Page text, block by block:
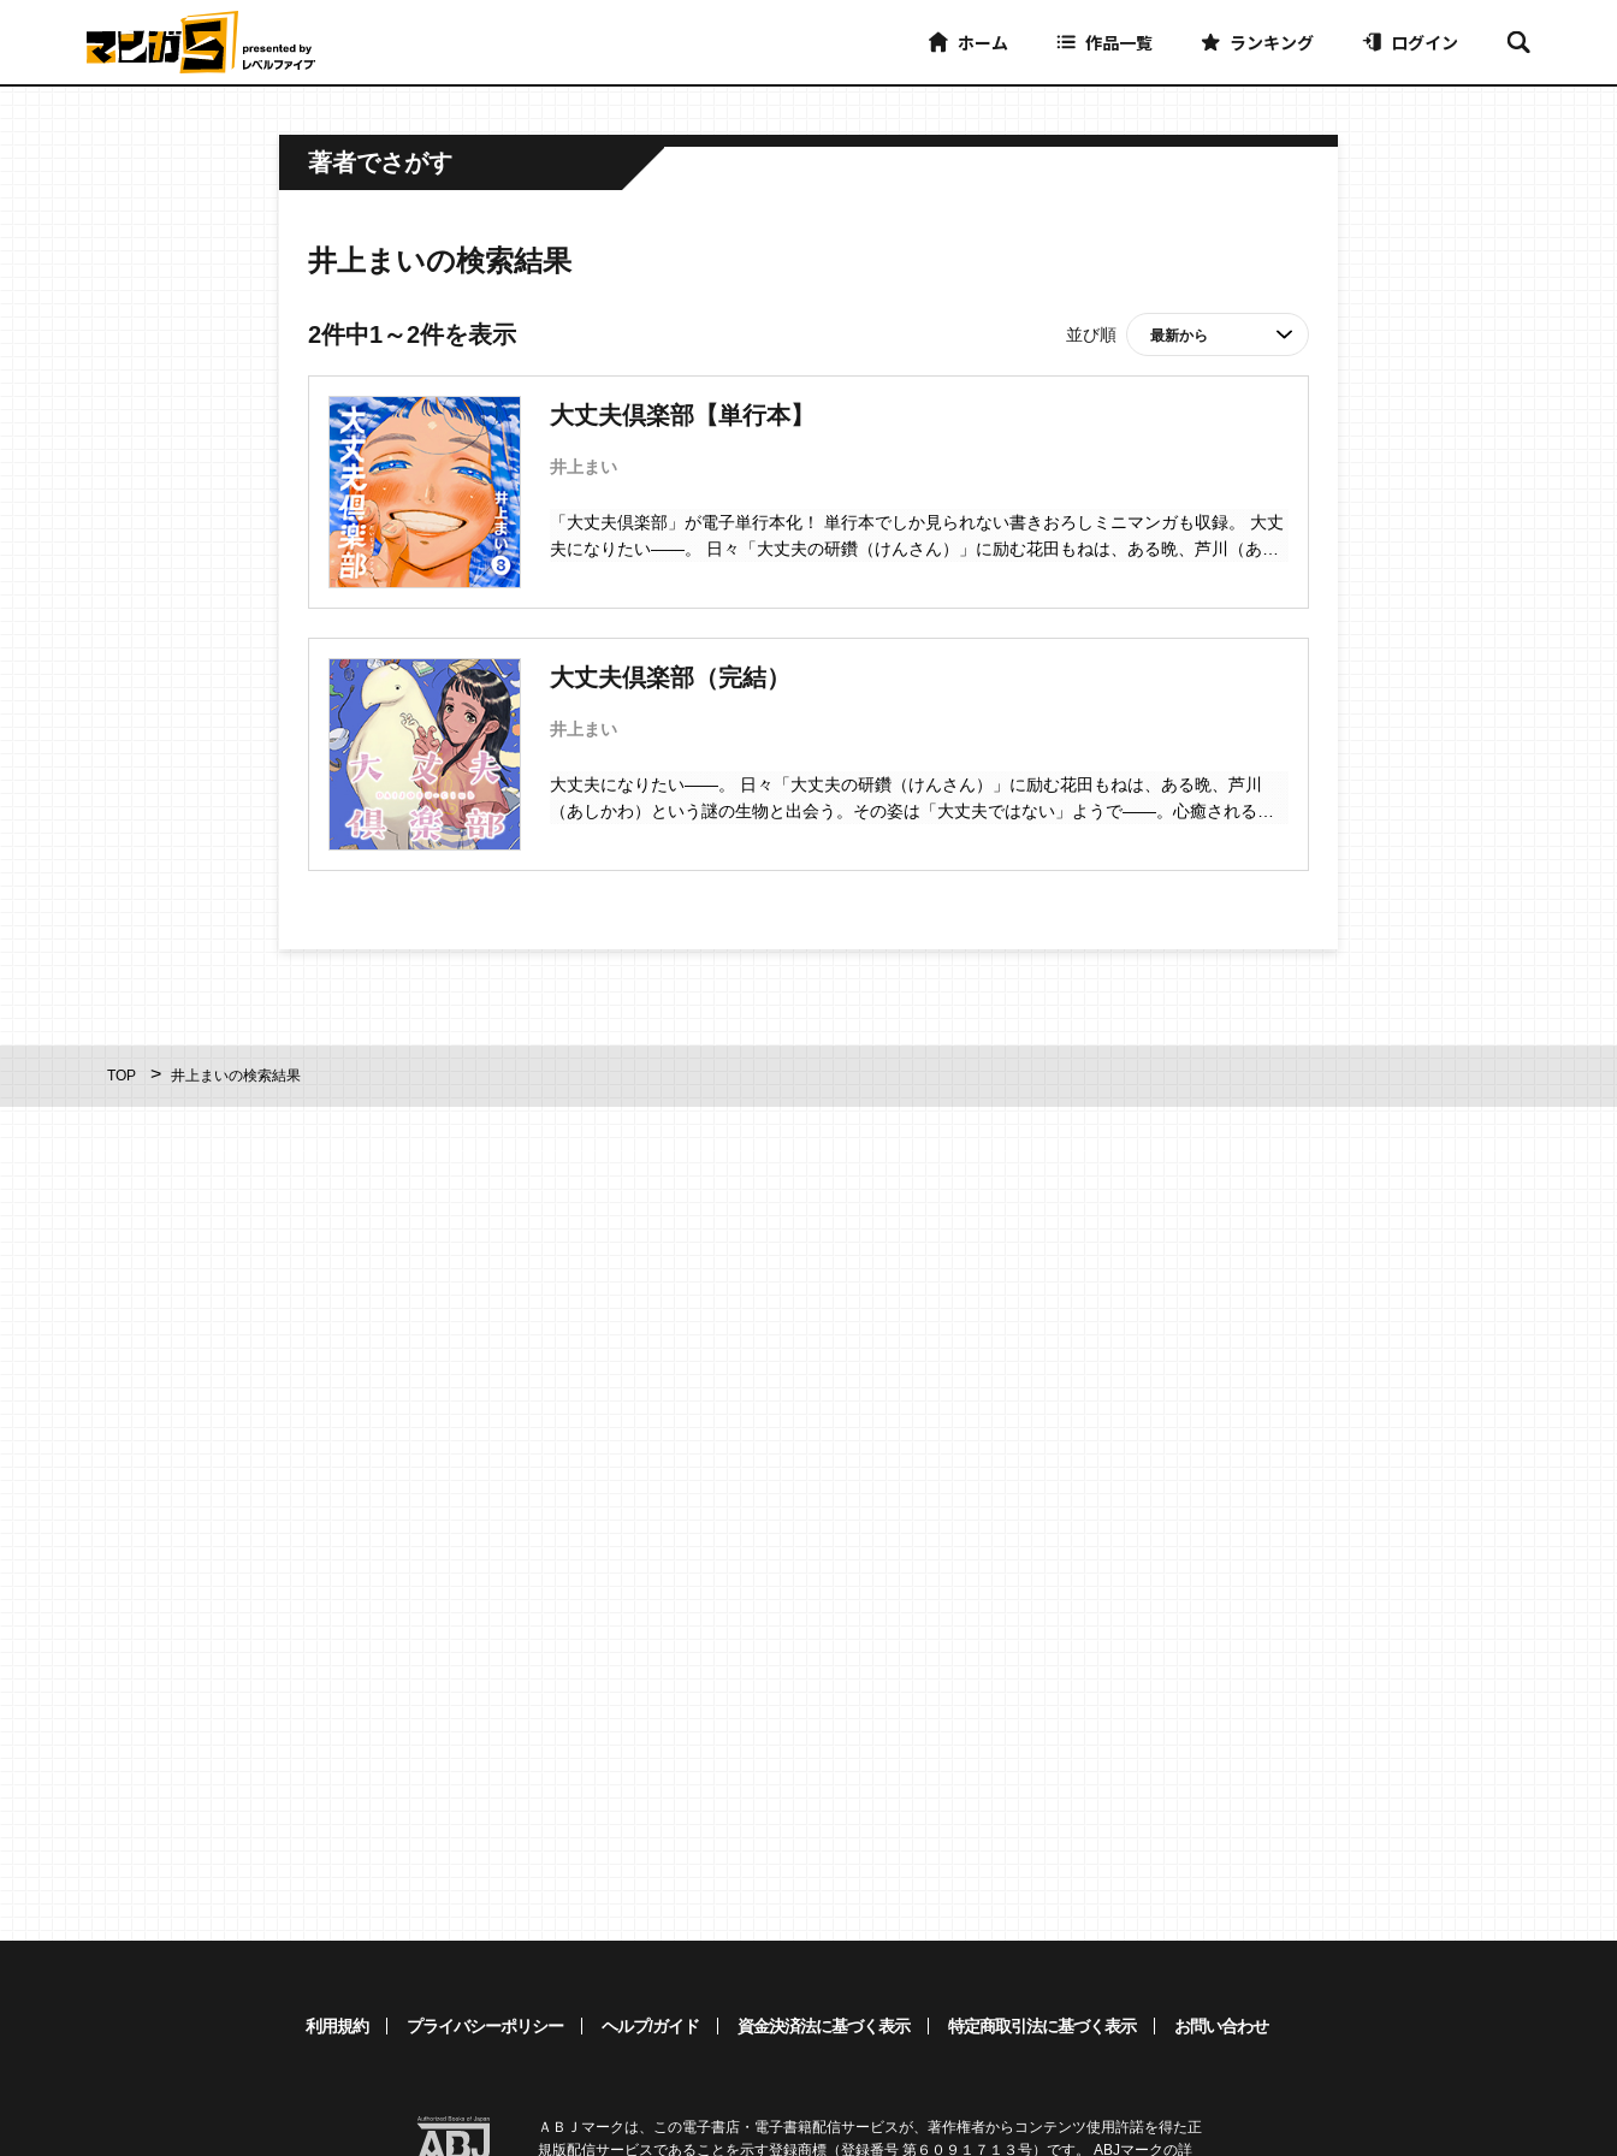
ホーム 作品一覧 ランキング ログイン
著者でさがす
井上まいの検索結果
2件中1～2件を表示 並び順
大丈夫倶楽部【単行本】
井上まい
「大丈夫倶楽部」が電子単行本化！ 単行本でしか見られない書きおろしミニマンガも収録。 大丈
夫になりたい――。 日々「大丈夫の研鑽（けんさん）」に励む花田もねは、ある晩、芦川（あし
大丈夫倶楽部（完結）
井上まい
大丈夫になりたい――。 日々「大丈夫の研鑽（けんさん）」に励む花田もねは、ある晩、芦川
（あしかわ）という謎の生物と出会う。その姿は「大丈夫ではない」ようで――。心癒されるハ
TOP 井上まいの検索結果
利用規約 プライバシーポリシー ヘルプ/ガイド 資金決済法に基づく表示 特定商取引法に基づく表示 お問い合わせ
ＡＢＪマークは、この電子書店・電子書籍配信サービスが、著作権者からコンテンツ使用許諾を得た正
規版配信サービスであることを示す登録商標（登録番号 第６０９１７１３号）です。 ABJマークの詳